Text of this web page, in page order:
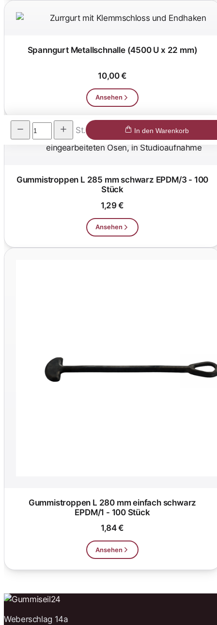
Spanngurt Metallschnalle (4500 U x 22 mm)
10,00 €
Ansehen
Gummistroppen L 285 mm schwarz EPDM/3 - 100
Stück
1,29 €
Ansehen
Gummistroppen L 280 mm einfach schwarz
EPDM/1 - 100 Stück
1,84 €
Ansehen
Weberschlag 14a
St. In den Warenkorb